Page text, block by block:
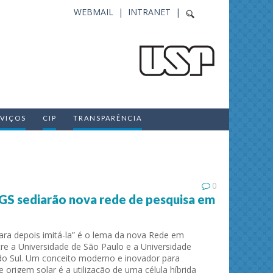
INTRANET |
WEBMAIL |
CIP TRANSPARÊNCIA
0
sediarão nova rede de pesquisa em
depois imitá-la” é o lema da nova Rede em
a Universidade de São Paulo e a Universidade
Sul. Um conceito moderno e inovador para
origem solar é a utilização de uma célula híbrida